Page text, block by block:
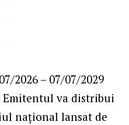
2026 – 07/07/2029
Emitentul va distribui
naţional lansat de